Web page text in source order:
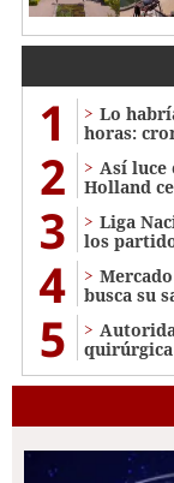
1
Lo
horas:
2
Así luce
Holland
3
Liga
los
4
busca su
5
quirúrgica